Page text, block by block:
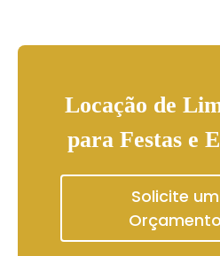
Locação de
para Festas e
Solicite um
Orçamento